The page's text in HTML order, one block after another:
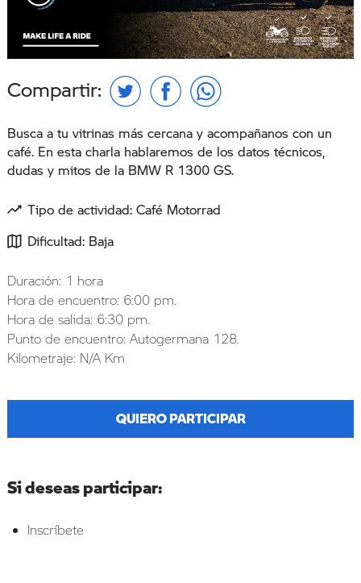
Busca a tu vitrinas más cercana y acompañanos con un
café. En esta charla hablaremos de los datos técnicos,
dudas y mitos de la BMW R 1300 GS.
Tipo de actividad: Café Motorrad
Dificultad: Baja
Duración: 1 hora
Hora de encuentro: 6:00 pm.
Hora de salida: 6:30 pm.
Punto de encuentro: Autogermana 128.
Kilometraje: N/A Km
QUIERO PARTICIPAR
Compartir:
Si deseas participar:
Inscríbete